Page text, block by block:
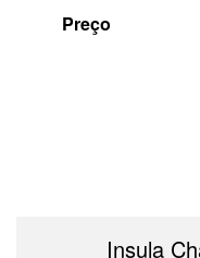
Preço
Insula